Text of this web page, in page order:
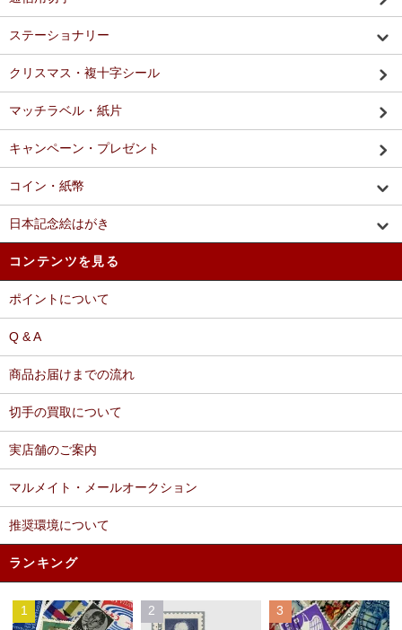
ステーショナリー
クリスマス・複十字シール
マッチラベル・紙片
キャンペーン・プレゼント
コイン・紙幣
日本記念絵はがき
コンテンツを見る
ポイントについて
Q & A
商品お届けまでの流れ
切手の買取について
実店舗のご案内
マルメイト・メールオークション
推奨環境について
ランキング
1 2 3